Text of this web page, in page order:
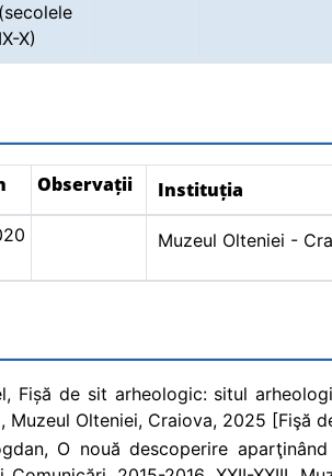
(secolele
IX-X)
Observații Instituția
Muzeul Olteniei -
Fișă de sit arheologic: situl
Muzeul Olteniei, Craiova, 2025 [Fişă
O nouă descoperire